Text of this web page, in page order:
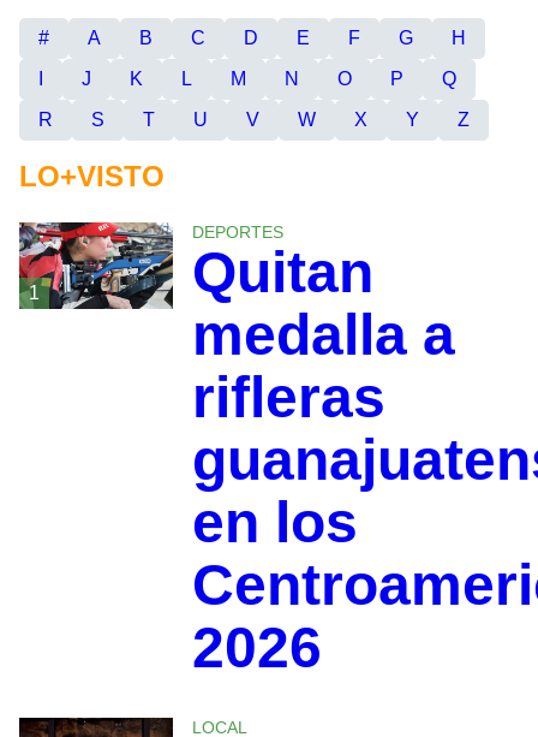
# A B C D E F G
H
J K L M N O P
Q
R
S T U V W X Y Z
LO+VISTO
1
DEPORTES
Quitan
medalla a
rifleras
en los
2026
LOCAL